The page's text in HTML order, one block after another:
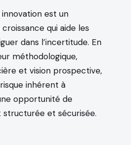
est un
qui aide les
dans l’incertitude. En
méthodologique,
et vision prospective,
inhérent à
opportunité de
et sécurisée.